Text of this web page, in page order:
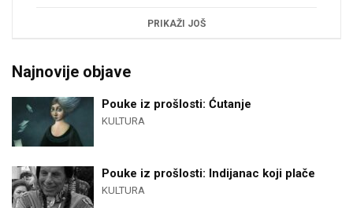
PRIKAŽI JOŠ
Najnovije objave
Pouke iz prošlosti: Ćutanje
KULTURA
Pouke iz prošlosti: Indijanac koji plače
KULTURA